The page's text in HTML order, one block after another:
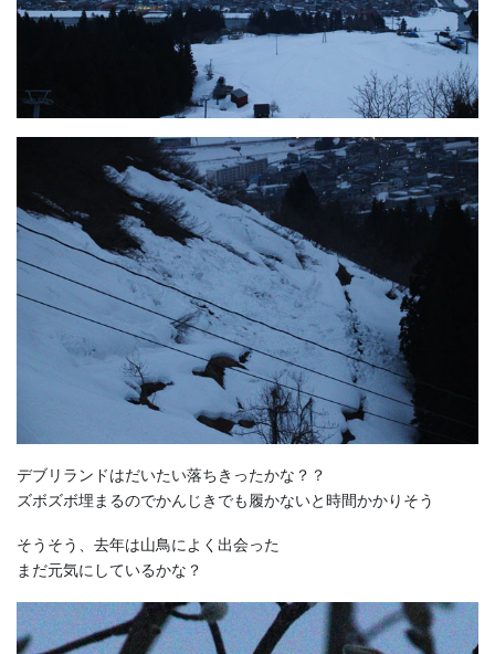
デブリランドはだいたい落ちきったかな？？
ズボズボ埋まるのでかんじきでも履かないと時間かかりそう
そうそう、去年は山鳥によく出会った
まだ元気にしているかな？